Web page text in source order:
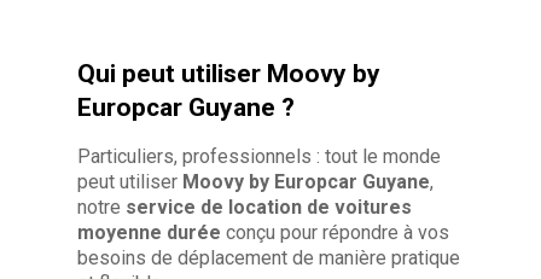
Qui peut utiliser Moovy by
Europcar Guyane ?
Particuliers, professionnels : tout le monde
peut utiliser Moovy by Europcar Guyane,
notre service de location de voitures
moyenne durée conçu pour répondre à vos
besoins de déplacement de manière pratique